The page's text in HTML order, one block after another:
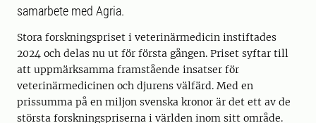
samarbete med Agria.
Stora forskningspriset i veterinärmedicin instiftades
2024 och delas nu ut för första gången. Priset syftar till
att uppmärksamma framstående insatser för
veterinärmedicinen och djurens välfärd. Med en
prissumma på en miljon svenska kronor är det ett av de
största forskningspriserna i världen inom sitt område.